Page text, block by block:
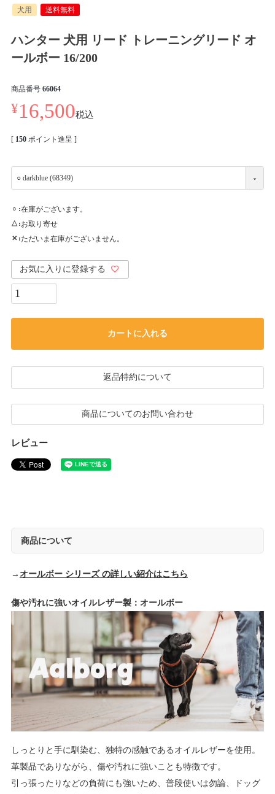
犬用 送料無料
ハンター 犬用 リード トレーニングリード オ
ールボー 16/200
商品番号 66064
¥16,500税込
[ 150 ポイント進呈 ]
○ 在庫がございます。
△ お取り寄せ
✕ ただいま在庫がございません。
お気に入りに登録する
カートに入れる
返品特約について
商品についてのお問い合わせ
レビュー
商品について
→ オールボー シリーズ の詳しい紹介はこちら
傷や汚れに強いオイルレザー製：オールボー
しっとりと手に馴染む、独特の感触であるオイルレザーを使用。
革製品でありながら、傷や汚れに強いことも特徴です。
引っ張ったりなどの負荷にも強いため、普段使いは勿論、ドッグ